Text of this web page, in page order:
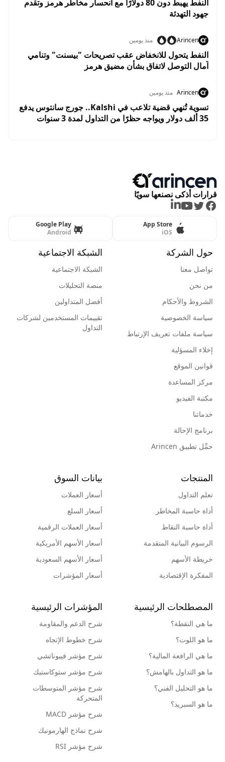
النفط يهبط دون 80 دولارًا مع انحسار مخاطر هرمز وتقدم
جهود التهدئة
Arincen منذ يومين
النفط يتحول للانخفاض عقب تصريحات "بيسنت" وتنامي
آمال التوصل لاتفاق بشأن مضيق هرمز
Arincen منذ يومين
تسوية تُنهي قضية تلاعب في Kalshi.. جورج سانتوس يدفع
35 ألف دولار ويواجه حظرًا من التداول لمدة 3 سنوات
قرارات أذكى نصنعها سويًا
Facebook
Twitter
Youtube
LinkedIn
App Store
iOS
Google Play
Android
حول الشركة
تواصل معنا
من نحن
الشروط والأحكام
سياسة الخصوصية
سياسة ملفات تعريف الإرتباط
إخلاء المسؤلية
قوانين الموقع
مركز المساعدة
مكتبة الفيديو
خدماتنا
برنامج الإحالة
حمِّل تطبيق Arincen
الشبكة الاجتماعية
الشبكة الاجتماعية
منصة التحليلات
أفضل المتداولين
تقييمات المستخدمين لشركات
التداول
المنتجات
تعلم التداول
أداة حاسبة المخاطر
أداة حاسبة النقاط
الرسوم البيانية المتقدمة
خريطة الأسهم
المفكرة الإقتصادية
بيانات السوق
أسعار العملات
أسعار السلع
أسعار العملات الرقمية
أسعار الأسهم الأمريكية
أسعار الأسهم السعودية
أسعار المؤشرات
المصطلحات الرئيسية
ما هي النقطة؟
ما هو اللوت؟
ما هي الرافعة المالية؟
ما هو التداول بالهامش؟
ما هو التحليل الفني؟
ما هو السبريد؟
المؤشرات الرئيسية
شرح الدعم والمقاومة
شرح خطوط الإتجاه
شرح مؤشر فيبوناتشي
شرح مؤشر ستوكاستيك
شرح مؤشر المتوسطات
المتحركة
شرح مؤشر MACD
شرح نماذج الهارمونيك
شرح مؤشر RSI